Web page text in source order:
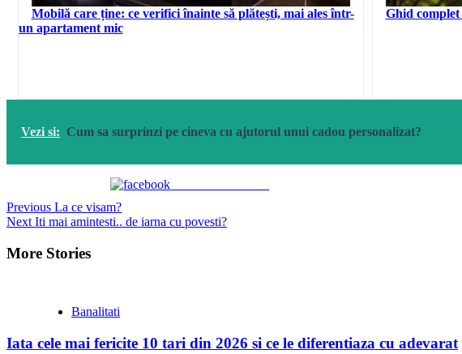
Mobilă care ține: ce verifici înainte să plătești, mai ales într-
un apartament mic
Ghid
Vezi si: Cum sa surprinzi pe cineva cu ajutorul unui cadou personalizat?
Continue
Reading
Previous La ce visam?
Next Iti mai amintesti.. de iarna cu povesti?
More Stories
Banalitati
Iata cele mai fericite 10 tari din 2026 si ce le diferentiaza cu adevarat